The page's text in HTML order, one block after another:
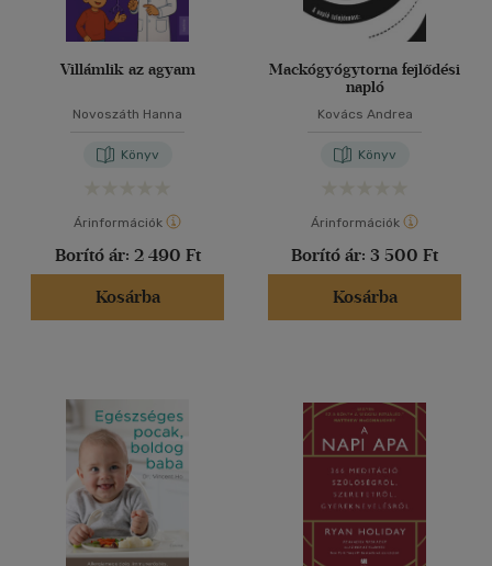
Villámlik az agyam
Novoszáth Hanna
Könyv
Árinformációk
Borító ár: 2 490 Ft
Kosárba
Mackógyógytorna fejlődési
napló
Kovács Andrea
Könyv
Árinformációk
Borító ár: 3 500 Ft
Kosárba